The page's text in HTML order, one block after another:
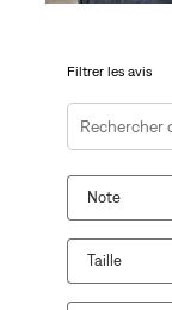
Filtrer les avis
Zone de
Note
Taille